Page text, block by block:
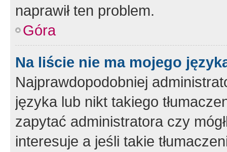
naprawił ten problem.
Góra
Na liście nie ma mojego
Najprawdopodobniej
języka lub nikt takiego
zapytać administratora czy
interesuje a jeśli takie